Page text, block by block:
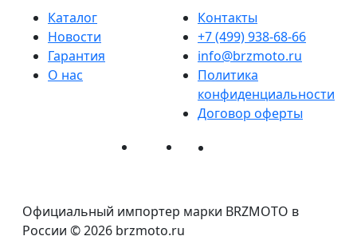
Каталог
Новости
Гарантия
О нас
Контакты
+7 (499) 938-68-66
info@brzmoto.ru
Политика
конфиденциальности
Договор оферты
Официальный импортер марки BRZMOTO в
России © 2026 brzmoto.ru